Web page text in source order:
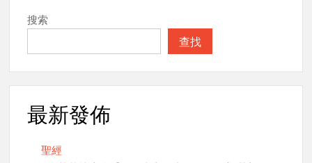
搜索
查找
最新發佈
聖經